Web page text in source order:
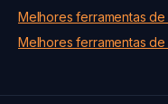
Melhores ferramentas
Melhores ferramentas